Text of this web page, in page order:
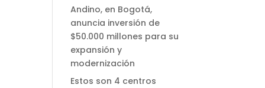
Andino, en Bogotá,
anuncia inversión de
$50.000 millones para su
expansión y
modernización
Estos son 4 centros